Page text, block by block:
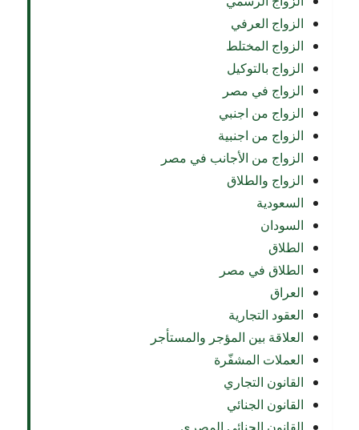
الزواج العرفي
الزواج المختلط
الزواج بالتوكيل
الزواج في مصر
الزواج من اجنبي
الزواج من اجنبية
الزواج من الأجانب في مصر
الزواج والطلاق
السعودية
السودان
الطلاق
الطلاق في مصر
العراق
العقود التجارية
العلاقة بين المؤجر والمستأجر
العملات المشفّرة
القانون التجاري
القانون الجنائي